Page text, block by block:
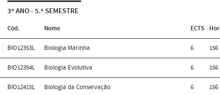
3º ANO - 5.º SEMESTRE
Cód. Nome ECTS
BIO12353L Biologia Marinha 6 156
BIO12354L Biologia Evolutiva 6 156
BIO12415L Biologia da Conservação 6 156